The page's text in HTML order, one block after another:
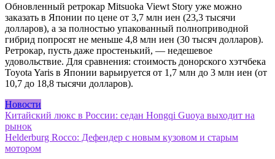
Обновленный ретрокар Mitsuoka Viewt Story уже можно
заказать в Японии по цене от 3,7 млн иен (23,3 тысячи
долларов), а за полностью упакованный полноприводной
гибрид попросят не меньше 4,8 млн иен (30 тысяч долларов).
Ретрокар, пусть даже простенький, — недешевое
удовольствие. Для сравнения: стоимость донорского хэтчбека
Toyota Yaris в Японии варьируется от 1,7 млн до 3 млн иен (от
10,7 до 18,8 тысячи долларов).
Новости
Навигация
по
записям
Китайский люкс в России: седан Hongqi Guoya выходит на
рынок
Helderburg Rocco: Дефендер с новым кузовом и старым
мотором